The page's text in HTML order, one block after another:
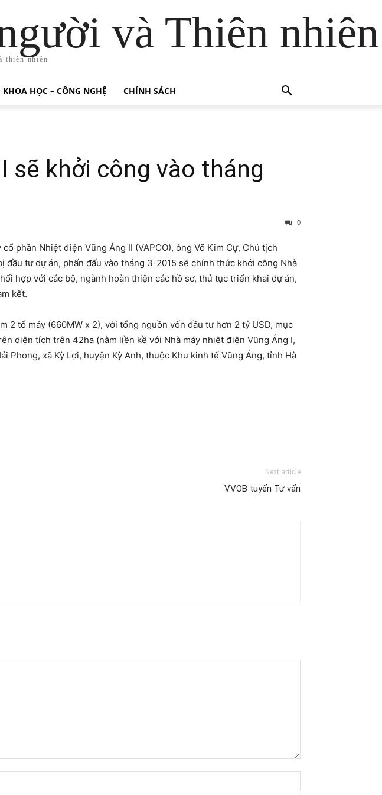
và Thiên nhiên
thiên nhiên
KHOA HỌC – CÔNG NGHỆ CHÍNH SÁCH
sẽ khởi công vào tháng
0
phần Nhiệt điện Vũng Áng II (VAPCO), ông Võ Kim Cự, Chủ tịch
tư dự án, phấn đấu vào tháng 3-2015 sẽ chính thức khởi công Nhà
hợp với các bộ, ngành hoàn thiện các hồ sơ, thủ tục triển khai dự án,
kết.
2 tổ máy (660MW x 2), với tổng nguồn vốn đầu tư hơn 2 tỷ USD, mục
diện tích trên 42ha (nằm liền kề với Nhà máy nhiệt điện Vũng Áng I,
Phong, xã Kỳ Lợi, huyện Kỳ Anh, thuộc Khu kinh tế Vũng Áng, tỉnh Hà
Next article
VVOB tuyển Tư vấn